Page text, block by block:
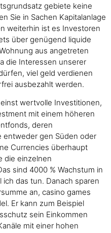
gebiete keine
Sie in Sachen Kapitalanlage
weiterhin ist es Investoren
über genügend liquide
aus angetreten
die Interessen unserer
viel geld verdienen
ausbezahlt werden.
wertvolle Investitionen,
mit einem höheren
deren
entweder gen Süden oder
Currencies überhaupt
die einzelnen
sind 4000 % Wachstum in
das tun. Danach sparen
an, casino games
Er kann zum Beispiel
sein Einkommen
mit einer hohen